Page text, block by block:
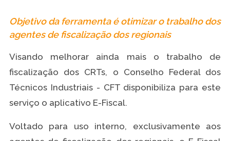
Objetivo da ferramenta é otimizar o trabalho dos
agentes de fiscalização dos regionais
Visando melhorar ainda mais o trabalho de
fiscalização dos CRTs, o Conselho Federal dos
Técnicos Industriais - CFT disponibiliza para este
serviço o aplicativo E-Fiscal.
Voltado para uso interno, exclusivamente aos